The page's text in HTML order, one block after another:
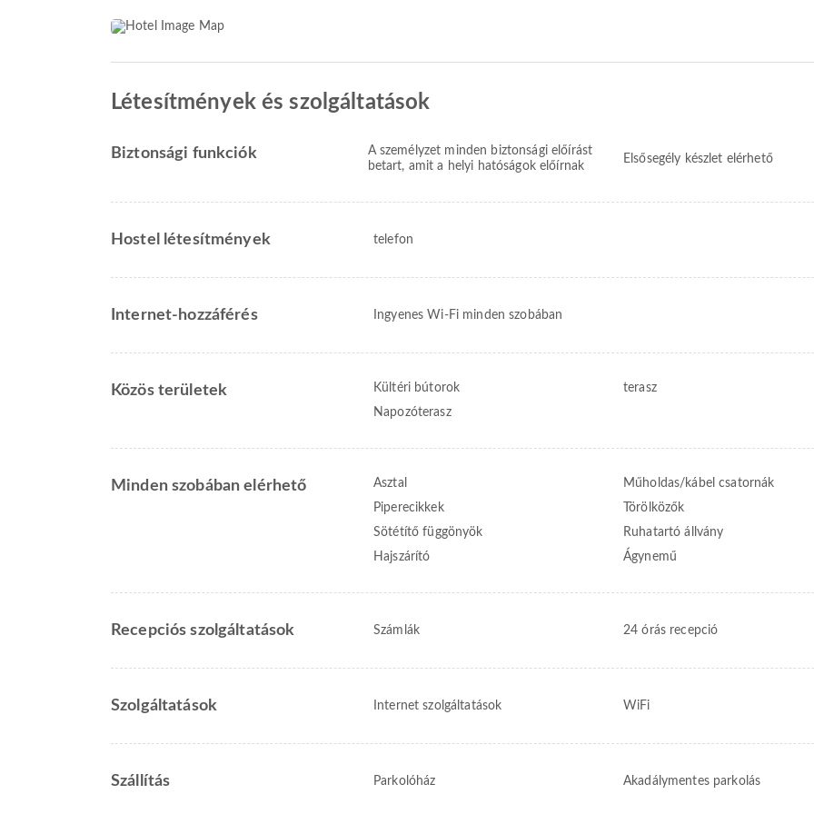
Létesítmények és szolgáltatások
Biztonsági funkciók
A személyzet minden biztonsági előírást
betart, amit a helyi hatóságok előírnak
Elsősegély készlet elérhető
Hostel létesítmények telefon
Internet-hozzáférés Ingyenes Wi-Fi minden szobában
Közös területek Kültéri bútorok
terasz
Napozóterasz
Minden szobában elérhető Asztal
Műholdas/kábel csatornák
Piperecikkek
Törölközők
Sötétítő függönyök
Ruhatartó állvány
Hajszárító
Ágynemű
Recepciós szolgáltatások Számlák 24 órás recepció
Szolgáltatások Internet szolgáltatások WiFi
Szállítás Parkolóház Akadálymentes parkolás